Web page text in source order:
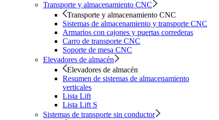
Transporte y almacenamiento CNC
Transporte y almacenamiento CNC
Sistemas de almacenamiento y transporte CNC
Armarios con cajones y puertas correderas
Carro de transporte CNC
Soporte de mesa CNC
Elevadores de almacén
Elevadores de almacén
Resumen de sistemas de almacenamiento
verticales
Lista Lift
Lista Lift S
Sistemas de transporte sin conductor